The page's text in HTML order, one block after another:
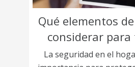
Qué elementos
considerar
La seguridad en el